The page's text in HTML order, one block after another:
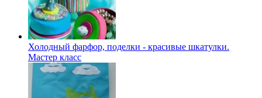
Холодный фарфор, поделки - красивые шкатулки.
Мастер класс